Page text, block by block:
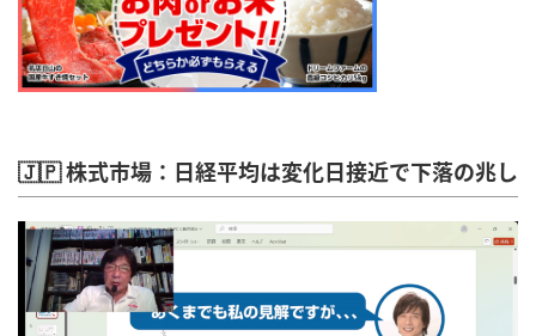
🇯🇵 株式市場：日経平均は変化日接近で下落の兆し